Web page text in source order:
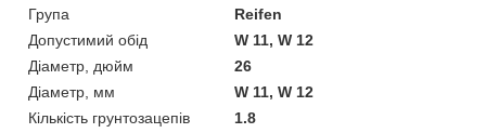
Група
Reifen
Допустимий обід
W 11, W 12
Діаметр, дюйм
26
Діаметр, мм
W 11, W 12
Кількість грунтозацепів
1.8